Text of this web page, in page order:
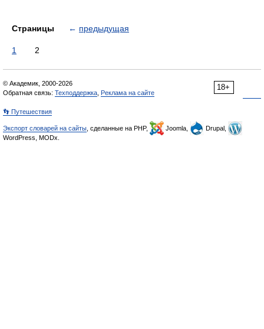
Страницы ← предыдущая
1 2
18+
© Академик, 2000-2026
Обратная связь: Техподдержка Реклама на сайте
👣 Путешествия
Экспорт словарей на сайты , сделанные на PHP, Joomla,
Drupal,
WordPress, MODx.